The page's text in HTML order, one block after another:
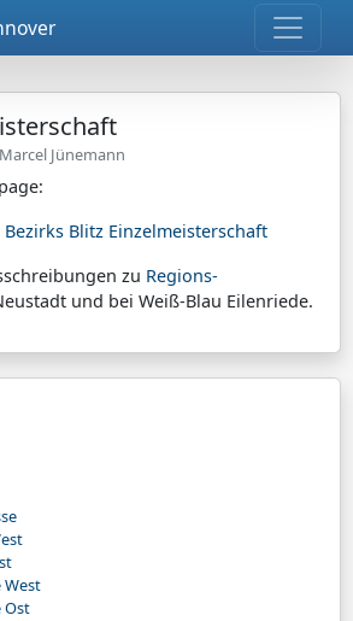
Marcel Jünemann
Blitz Einzelmeisterschaft
zu Regions-
und bei Weiß-Blau Eilenriede.
West
Ost